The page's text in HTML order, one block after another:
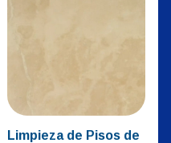
Limpieza de Pisos de